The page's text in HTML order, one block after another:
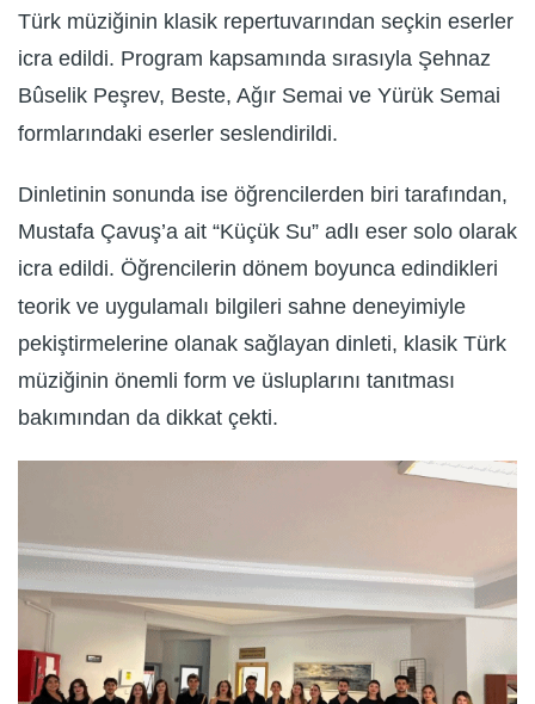
Türk müziğinin klasik repertuvarından seçkin eserler
icra edildi. Program kapsamında sırasıyla Şehnaz
Bûselik Peşrev, Beste, Ağır Semai ve Yürük Semai
formlarındaki eserler seslendirildi.
Dinletinin sonunda ise öğrencilerden biri tarafından,
Mustafa Çavuş’a ait “Küçük Su” adlı eser solo olarak
icra edildi. Öğrencilerin dönem boyunca edindikleri
teorik ve uygulamalı bilgileri sahne deneyimiyle
pekiştirmelerine olanak sağlayan dinleti, klasik Türk
müziğinin önemli form ve üsluplarını tanıtması
bakımından da dikkat çekti.